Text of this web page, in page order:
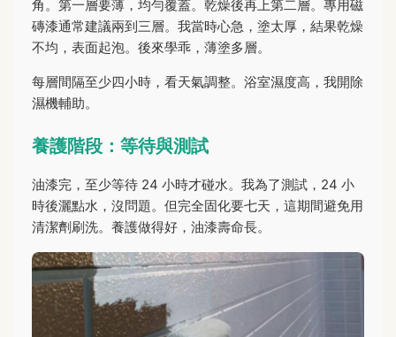
角。第一層要薄，均勻覆蓋。乾燥後再上第二層。專用磁
磚漆通常建議兩到三層。我當時心急，塗太厚，結果乾燥
不均，表面起泡。後來學乖，薄塗多層。
每層間隔至少四小時，看天氣調整。浴室濕度高，我開除
濕機輔助。
養護階段：等待與測試
油漆完，至少等待 24 小時才碰水。我為了測試，24 小
時後灑點水，沒問題。但完全固化要七天，這期間避免用
清潔劑刷洗。養護做得好，油漆壽命長。